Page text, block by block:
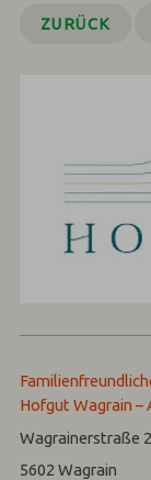
ZURÜCK
Hofgut Wagrain
Wagrainerstraße
5602 Wagrain